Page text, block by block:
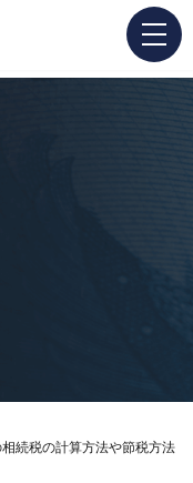
続税の計算方法や節税方法